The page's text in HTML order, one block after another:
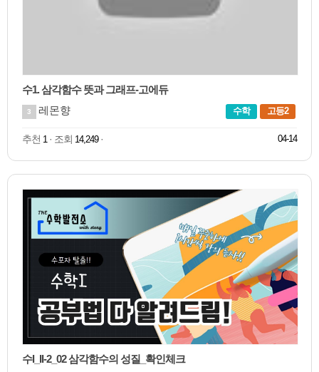
수1. 삼각함수 뜻과 그래프-고에듀
3 레몬향 수학 고등2
추천 1· 조회 14,249· 04-14
수I_II-2_02 삼각함수의 성질_확인체크